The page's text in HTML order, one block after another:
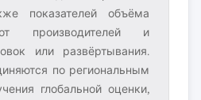
показателей объёма
производителей и
или развёртывания.
по региональным
глобальной оценки,